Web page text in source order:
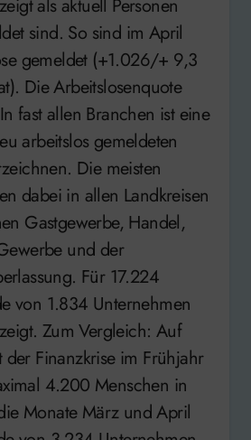
als aktuell Personen
sind. So sind im April
gemeldet (+1.026/+ 9,3
Die Arbeitslosenquote
fast allen Branchen ist eine
arbeitslos gemeldeten
Die meisten
dabei in allen Landkreisen
Gastgewerbe, Handel,
und der
Für 17.224
von 1.834 Unternehmen
Zum Vergleich: Auf
Finanzkrise im Frühjahr
4.200 Menschen in
Monate März und April